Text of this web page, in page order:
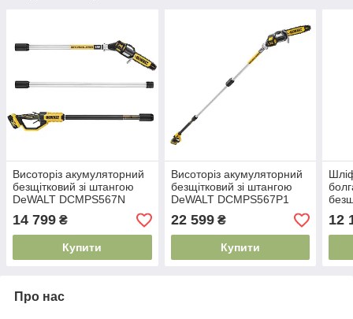
Висоторіз акумуляторний
безщітковий зі штангою
DeWALT DCMPS567N
14 799 ₴
Купити
Висоторіз акумуляторний
безщітковий зі штангою
DeWALT DCMPS567P1
22 599₴
Купити
12
Про нас